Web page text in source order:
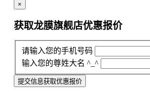
×
获取龙膜旗舰店优惠报价
请输入您的手机号码
输入您的尊姓大名 ^_^
提交信息获取优惠报价